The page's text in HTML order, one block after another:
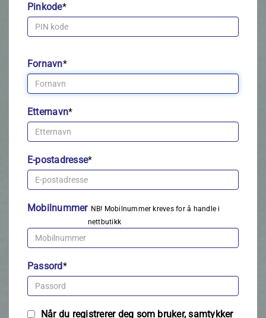
Pinkode*
Fornavn*
Etternavn*
E-postadresse*
Mobilnummer NB! Mobilnummer kreves for å handle i
nettbutikk
Passord*
Når du registrerer deg som bruker, samtykker